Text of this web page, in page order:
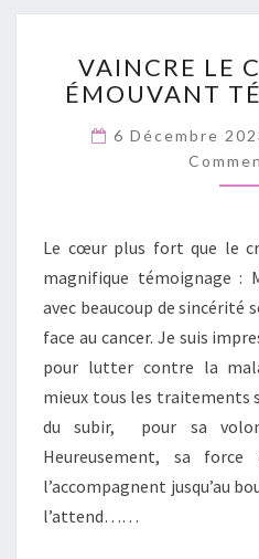
L
S
N
A
T
U
R
T
I
V
U
R
S
A
I
C
R
E
A
C
E
:
U
É
VAINCRE LE
ÉMOUVANT
6 Décembre
Le cœur plus fort que le
magnifique témoignage :
avec beaucoup de sincérité
face au cancer. Je suis
pour lutter contre la
mieux tous les traitements
du subir, pour sa
Heureusement, sa
l’accompagnent jusqu’au
l’attend……